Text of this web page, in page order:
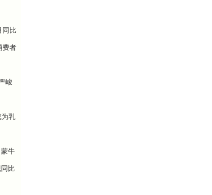
同比
费者
峻
乳
牛
比